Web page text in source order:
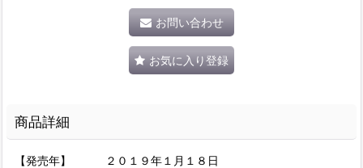
お問い合わせ
お気に入り登録
商品詳細
【発売年】 ２０１９年１月１８日